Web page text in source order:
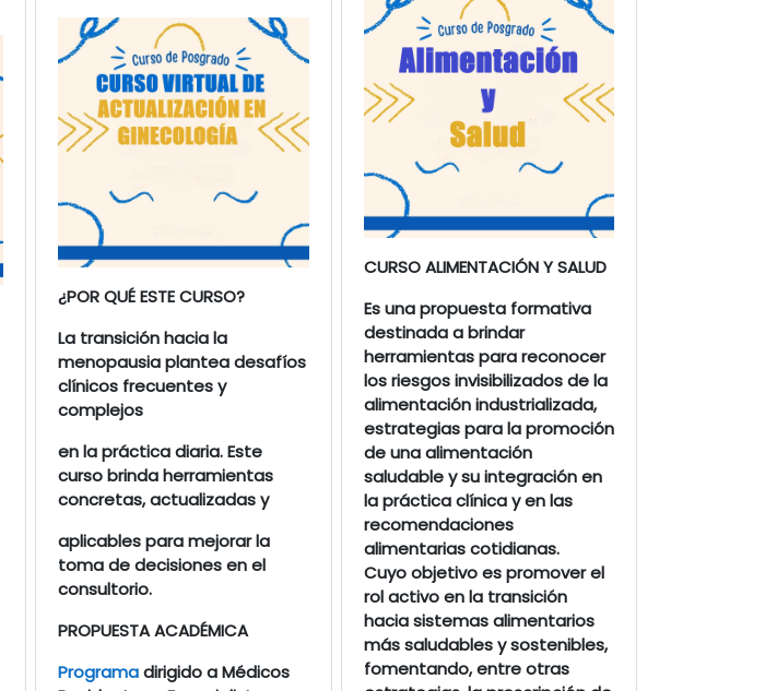
¿POR QUÉ ESTE CURSO?
La transición hacia la
menopausia plantea desafíos
clínicos frecuentes y
complejos
en la práctica diaria. Este
curso brinda herramientas
concretas, actualizadas y
aplicables para mejorar la
toma de decisiones en el
consultorio.
PROPUESTA ACADÉMICA
Programadirigido a Médicos
CURSO ALIMENTACIÓN Y SALUD
Es una propuesta formativa
destinada a brindar
herramientas para reconocer
los riesgos invisibilizados de la
alimentación industrializada,
estrategias para la promoción
de una alimentación
saludable y su integración en
la práctica clínica y en las
recomendaciones
alimentarias cotidianas.
Cuyo objetivo es promover el
rol activo en la transición
hacia sistemas alimentarios
más saludables y sostenibles,
fomentando, entre otras